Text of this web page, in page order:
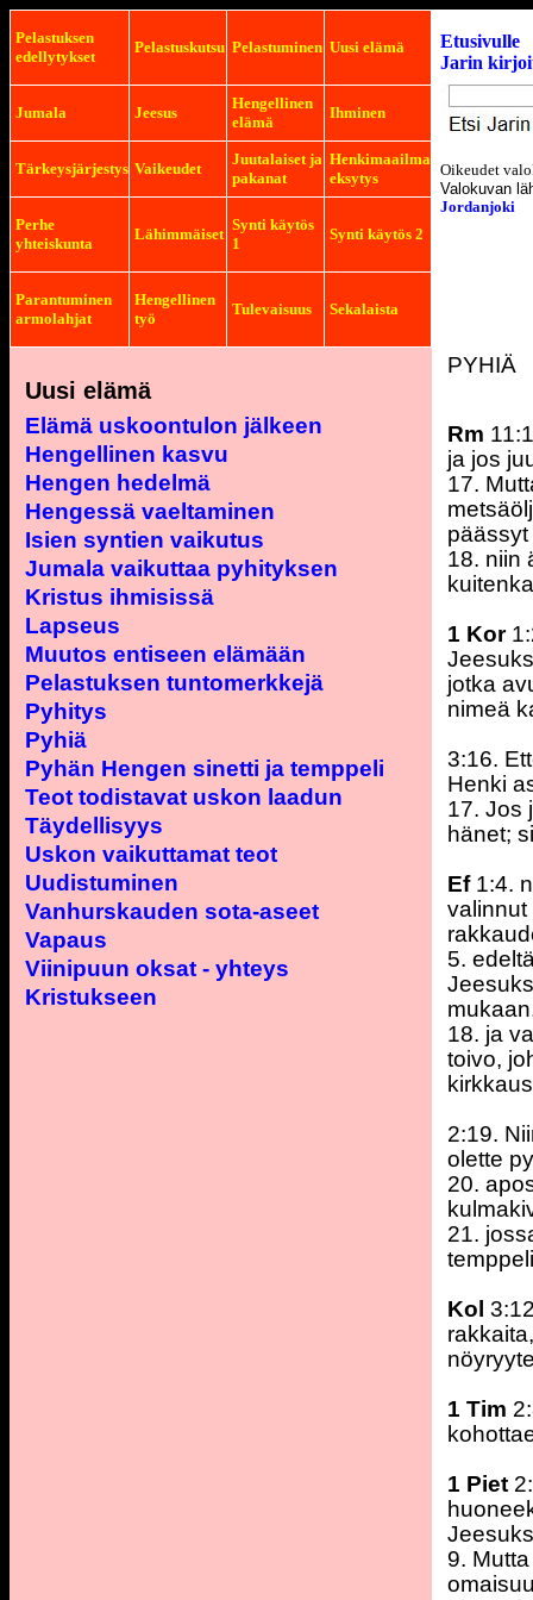
Pelastuksen
edellytykset
Pelastuskutsu Pelastuminen Uusi elämä
Jumala Jeesus
Hengellinen
elämä
Ihminen
Tärkeysjärjestys Vaikeudet
Juutalaiset ja
pakanat
Henkimaailma
eksytys
Perhe
yhteiskunta
Lähimmäiset
Synti käytös
1
Synti käytös 2
Parantuminen
armolahjat
Hengellinen
työ
Tulevaisuus Sekalaista
Uusi elämä
Elämä uskoontulon jälkeen
Hengellinen kasvu
Hengen hedelmä
Hengessä vaeltaminen
Isien syntien vaikutus
Jumala vaikuttaa pyhityksen
Kristus ihmisissä
Lapseus
Muutos entiseen elämään
Pelastuksen tuntomerkkejä
Pyhitys
Pyhiä
Pyhän Hengen sinetti ja temppeli
Teot todistavat uskon laadun
Täydellisyys
Uskon vaikuttamat teot
Uudistuminen
Vanhurskauden sota-aseet
Vapaus
Viinipuun oksat - yhteys
Kristukseen
Etusivulle
Jarin
Oikeudet
Valokuvan
Jordanjoki
PYHIÄ
Rm
ja jos
17.
18. niin
1 Kor
jotka
nimeä
3:16.
Henki
17. Jos
hänet;
Ef 1:4.
5.
18. ja
toivo,
2:19.
olette
20.
21.
Kol
1 Tim
1 Piet
9.